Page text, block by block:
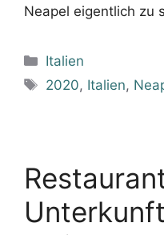
Neapel eigentlich zu
Kategorien
Italien
Schlagwörter
2020, Italien,